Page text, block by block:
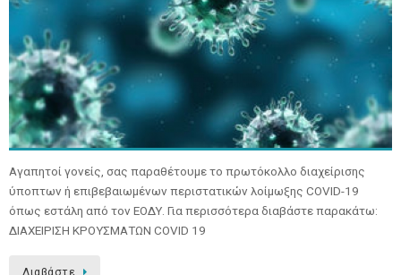
Αγαπητοί γονείς, σας παραθέτουμε το πρωτόκολλο διαχείρισης
ύποπτων ή επιβεβαιωμένων περιστατικών λοίμωξης COVID-19
όπως εστάλη από τον ΕΟΔΥ. Για περισσότερα διαβάστε παρακάτω:
ΔΙΑΧΕΙΡΙΣΗ ΚΡΟΥΣΜΑΤΩΝ COVID 19
Διαβάστε